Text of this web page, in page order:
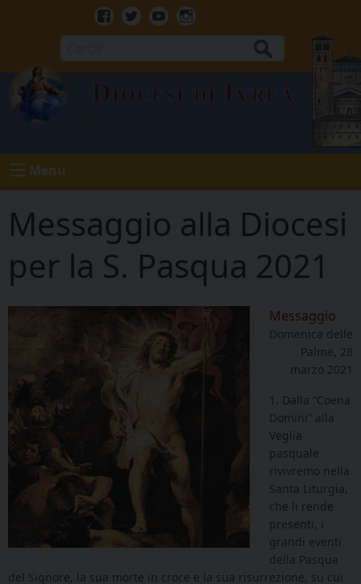
Facebook
TwitterYoutubeInstagram
Diocesi di Ivrea
Menu
Messaggio alla Diocesi
per la S. Pasqua 2021
Messaggio
Domenica delle
Palme, 28
marzo 2021
1. Dalla “Coena
Domini” alla
Veglia
pasquale
rivivremo nella
Santa Liturgia,
che li rende
presenti, i
grandi eventi
della Pasqua
del Signore, la sua morte in croce e la sua risurrezione, su cui